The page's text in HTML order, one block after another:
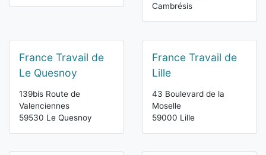
Cambrésis
France Travail de
Le Quesnoy
139bis Route de
Valenciennes
59530 Le Quesnoy
France Travail de
Lille
43 Boulevard de la
Moselle
59000 Lille